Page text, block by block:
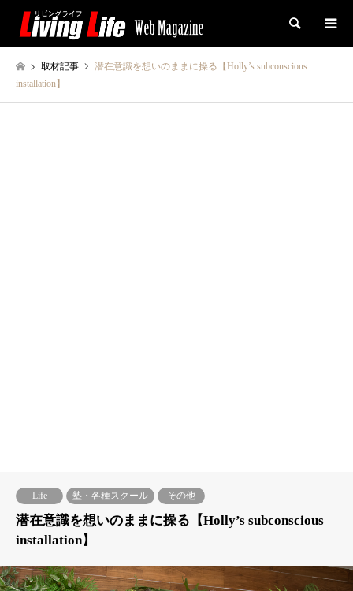
検索
取材記事
潜在意識を想いのままに操る【Holly’s subconscious
installation】
Life 塾・各種スクール その他
潜在意識を想いのままに操る【Holly’s subconscious
installation】